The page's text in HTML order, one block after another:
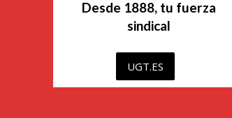
Desde 1888, tu fuerza
sindical
UGT.ES